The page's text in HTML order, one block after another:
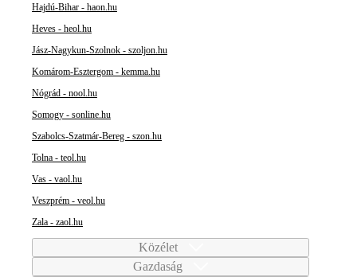
Hajdú-Bihar - haon.hu
Heves - heol.hu
Jász-Nagykun-Szolnok - szoljon.hu
Komárom-Esztergom - kemma.hu
Nógrád - nool.hu
Somogy - sonline.hu
Szabolcs-Szatmár-Bereg - szon.hu
Tolna - teol.hu
Vas - vaol.hu
Veszprém - veol.hu
Zala - zaol.hu
Közélet
Gazdaság